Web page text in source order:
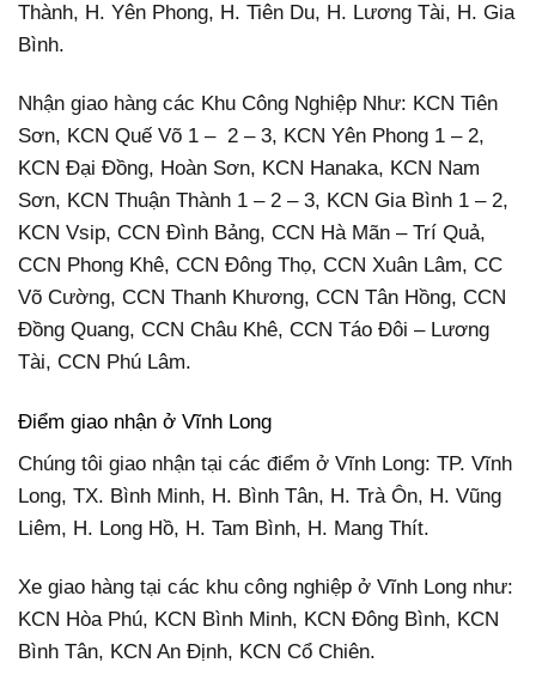
Thành, H. Yên Phong, H. Tiên Du, H. Lương Tài, H. Gia
Bình.
Nhận giao hàng các Khu Công Nghiệp Như: KCN Tiên
Sơn, KCN Quế Võ 1 – 2 – 3, KCN Yên Phong 1 – 2,
KCN Đại Đồng, Hoàn Sơn, KCN Hanaka, KCN Nam
Sơn, KCN Thuận Thành 1 – 2 – 3, KCN Gia Bình 1 – 2,
KCN Vsip, CCN Đình Bảng, CCN Hà Mãn – Trí Quả,
CCN Phong Khê, CCN Đông Thọ, CCN Xuân Lâm, CC
Võ Cường, CCN Thanh Khương, CCN Tân Hồng, CCN
Đồng Quang, CCN Châu Khê, CCN Táo Đôi – Lương
Tài, CCN Phú Lâm.
Điểm giao nhận ở Vĩnh Long
Chúng tôi giao nhận tại các điểm ở Vĩnh Long: TP. Vĩnh
Long, TX. Bình Minh, H. Bình Tân, H. Trà Ôn, H. Vũng
Liêm, H. Long Hồ, H. Tam Bình, H. Mang Thít.
Xe giao hàng tại các khu công nghiệp ở Vĩnh Long như:
KCN Hòa Phú, KCN Bình Minh, KCN Đông Bình, KCN
Bình Tân, KCN An Định, KCN Cổ Chiên.